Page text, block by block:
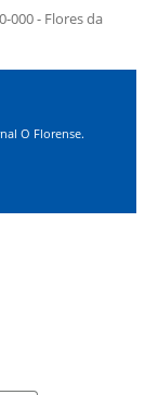
000 - Flores da
O Florense.